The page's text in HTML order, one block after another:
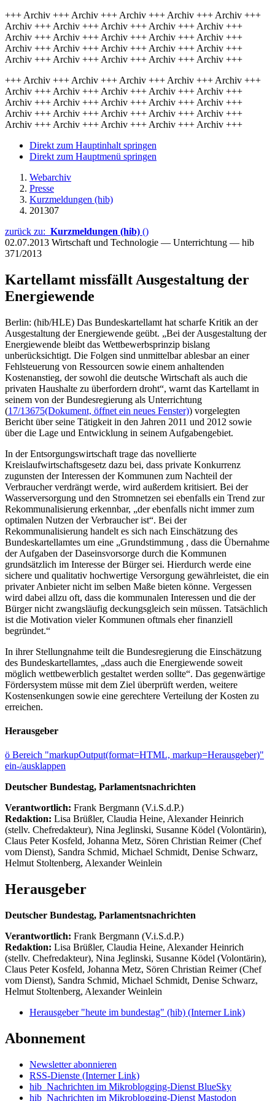
+++ Archiv +++ Archiv +++ Archiv +++ Archiv +++ Archiv +++
Archiv +++ Archiv +++ Archiv +++ Archiv +++ Archiv +++
Archiv +++ Archiv +++ Archiv +++ Archiv +++ Archiv +++
Archiv +++ Archiv +++ Archiv +++ Archiv +++ Archiv +++
Archiv +++ Archiv +++ Archiv +++ Archiv +++ Archiv +++
+++ Archiv +++ Archiv +++ Archiv +++ Archiv +++ Archiv +++
Archiv +++ Archiv +++ Archiv +++ Archiv +++ Archiv +++
Archiv +++ Archiv +++ Archiv +++ Archiv +++ Archiv +++
Archiv +++ Archiv +++ Archiv +++ Archiv +++ Archiv +++
Archiv +++ Archiv +++ Archiv +++ Archiv +++ Archiv +++
Direkt zum Hauptinhalt springen
Direkt zum Hauptmenü springen
Webarchiv
Presse
Kurzmeldungen (hib)
201307
zurück zu: Kurzmeldungen (hib) ()
02.07.2013 Wirtschaft und Technologie — Unterrichtung — hib
371/2013
Kartellamt missfällt Ausgestaltung der
Energiewende
Berlin: (hib/HLE) Das Bundeskartellamt hat scharfe Kritik an der
Ausgestaltung der Energiewende geübt. „Bei der Ausgestaltung der
Energiewende bleibt das Wettbewerbsprinzip bislang
unberücksichtigt. Die Folgen sind unmittelbar ablesbar an einer
Fehlsteuerung von Ressourcen sowie einem anhaltenden
Kostenanstieg, der sowohl die deutsche Wirtschaft als auch die
privaten Haushalte zu überfordern droht“, warnt das Kartellamt in
seinem von der Bundesregierung als Unterrichtung
(17/13675(Dokument, öffnet ein neues Fenster)) vorgelegten
Bericht über seine Tätigkeit in den Jahren 2011 und 2012 sowie
über die Lage und Entwicklung in seinem Aufgabengebiet.
In der Entsorgungswirtschaft trage das novellierte
Kreislaufwirtschaftsgesetz dazu bei, dass private Konkurrenz
zugunsten der Interessen der Kommunen zum Nachteil der
Verbraucher verdrängt werde, wird außerdem kritisiert. Bei der
Wasserversorgung und den Stromnetzen sei ebenfalls ein Trend zur
Rekommunalisierung erkennbar, „der ebenfalls nicht immer zum
optimalen Nutzen der Verbraucher ist“. Bei der
Rekommunalisierung handelt es sich nach Einschätzung des
Bundeskartellamtes um eine „Grundstimmung , dass die Übernahme
der Aufgaben der Daseinsvorsorge durch die Kommunen
grundsätzlich im Interesse der Bürger sei. Hierdurch werde eine
sichere und qualitativ hochwertige Versorgung gewährleistet, die ein
privater Anbieter nicht im selben Maße bieten könne. Vergessen
wird dabei allzu oft, dass die kommunalen Interessen und die der
Bürger nicht zwangsläufig deckungsgleich sein müssen. Tatsächlich
ist die Motivation vieler Kommunen oftmals eher finanziell
begründet.“
In ihrer Stellungnahme teilt die Bundesregierung die Einschätzung
des Bundeskartellamtes, „dass auch die Energiewende soweit
möglich wettbewerblich gestaltet werden sollte“. Das gegenwärtige
Fördersystem müsse mit dem Ziel überprüft werden, weitere
Kostensenkungen sowie eine gerechtere Verteilung der Kosten zu
erreichen.
Herausgeber
ö Bereich "markupOutput(format=HTML, markup=Herausgeber)"
ein-/ausklappen
Deutscher Bundestag, Parlamentsnachrichten
Verantwortlich: Frank Bergmann (V.i.S.d.P.)
Redaktion: Lisa Brüßler, Claudia Heine, Alexander Heinrich
(stellv. Chefredakteur), Nina Jeglinski, Susanne Ködel (Volontärin),
Claus Peter Kosfeld, Johanna Metz, Sören Christian Reimer (Chef
vom Dienst), Sandra Schmid, Michael Schmidt, Denise Schwarz,
Helmut Stoltenberg, Alexander Weinlein
Herausgeber
Deutscher Bundestag, Parlamentsnachrichten
Verantwortlich: Frank Bergmann (V.i.S.d.P.)
Redaktion: Lisa Brüßler, Claudia Heine, Alexander Heinrich
(stellv. Chefredakteur), Nina Jeglinski, Susanne Ködel (Volontärin),
Claus Peter Kosfeld, Johanna Metz, Sören Christian Reimer (Chef
vom Dienst), Sandra Schmid, Michael Schmidt, Denise Schwarz,
Helmut Stoltenberg, Alexander Weinlein
Herausgeber "heute im bundestag" (hib) (Interner Link)
Abonnement
Newsletter abonnieren
RSS-Dienste (Interner Link)
hib_Nachrichten im Mikroblogging-Dienst BlueSky
hib_Nachrichten im Mikroblogging-Dienst Mastodon